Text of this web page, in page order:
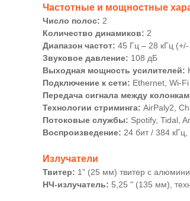
Частотные и мощностные
Число полос: 2
Количество динамиков: 2
Диапазон частот: 45 Гц – 28 кГц
Звуковое давление: 108 дБ
Выходная мощность усилителей:
Подключение к сети: Ethernet, Wi-
Передача сигнала между
Технологии стриминга: AirPaly2,
Потоковые службы: Spotify, Tidal,
Воспроизведение: 24 бит / 384
Излучатели
Твитер: 1” (25 мм) твитер с
НЧ-излучатель: 5,25 " (135 мм),